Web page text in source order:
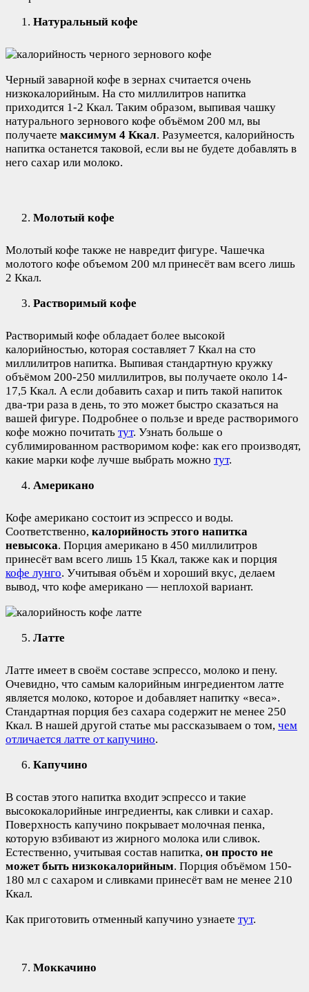
Натуральный кофе
Черный заварной кофе в зернах считается очень
низкокалорийным. На сто миллилитров напитка
приходится 1-2 Ккал. Таким образом, выпивая чашку
натурального зернового кофе объёмом 200 мл, вы
получаете максимум 4 Ккал. Разумеется, калорийность
напитка останется таковой, если вы не будете добавлять в
него сахар или молоко.
Молотый кофе
Молотый кофе также не навредит фигуре. Чашечка
молотого кофе объемом 200 мл принесёт вам всего лишь
2 Ккал.
Растворимый кофе
Растворимый кофе обладает более высокой
калорийностью, которая составляет 7 Ккал на сто
миллилитров напитка. Выпивая стандартную кружку
объёмом 200-250 миллилитров, вы получаете около 14-
17,5 Ккал. А если добавить сахар и пить такой напиток
два-три раза в день, то это может быстро сказаться на
вашей фигуре. Подробнее о пользе и вреде растворимого
кофе можно почитать тут. Узнать больше о
сублимированном растворимом кофе: как его производят,
какие марки кофе лучше выбрать можно тут.
Американо
Кофе американо состоит из эспрессо и воды.
Соответственно, калорийность этого напитка
невысока. Порция американо в 450 миллилитров
принесёт вам всего лишь 15 Ккал, также как и порция
кофе лунго. Учитывая объём и хороший вкус, делаем
вывод, что кофе американо — неплохой вариант.
Латте
Латте имеет в своём составе эспрессо, молоко и пену.
Очевидно, что самым калорийным ингредиентом латте
является молоко, которое и добавляет напитку «веса».
Стандартная порция без сахара содержит не менее 250
Ккал. В нашей другой статье мы рассказываем о том, чем
отличается латте от капучино.
Капучино
В состав этого напитка входит эспрессо и такие
высококалорийные ингредиенты, как сливки и сахар.
Поверхность капучино покрывает молочная пенка,
которую взбивают из жирного молока или сливок.
Естественно, учитывая состав напитка, он просто не
может быть низкокалорийным. Порция объёмом 150-
180 мл с сахаром и сливками принесёт вам не менее 210
Ккал.
Как приготовить отменный капучино узнаете тут.
Моккачино